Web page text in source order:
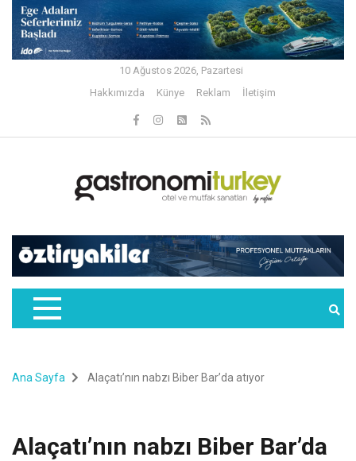
10 Ağustos 2026, Pazartesi
Hakkımızda
Künye Reklam İletişim
Ana Sayfa Alaçatı’nın nabzı Biber Bar’da atıyor
Alaçatı’nın nabzı Biber Bar’da